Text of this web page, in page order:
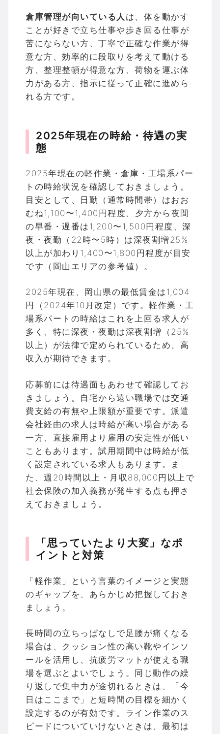
倉庫管理が向いている人 は、体を動かす
ことが好きで立ち仕事や歩き回る仕事が
苦にならない方、丁寧で正確な作業が得
意な方、効率的に段取りを考えて動ける
方、整理整頓が得意な方、荷物を運ぶ体
力がある方、指示に従って正確に進めら
れる方です。
2025年現在の時給・待遇の実
態
2025年現在の軽作業・倉庫・工場系パー
トの時給状況を確認しておきましょう。
目安として、日勤（通常時間帯）はおお
むね1,100〜1,400円程度、夕方から夜間
の早番・遅番は1,200〜1,500円程度、深
夜・夜勤（22時〜5時）は深夜割増25%
以上が加わり1,400〜1,800円程度が目安
です（岡山エリアの参考値）。
2025年現在、岡山県の最低賃金は1,004
円（2024年10月改定）です。軽作業・工
場系パートの時給はこれを上回る求人が
多く、特に深夜・夜勤は深夜割増（25%
以上）が法律で定められているため、高
収入が期待できます。
応募前には待遇面もあわせて確認してお
きましょう。自宅から遠い職場では交通
費支給の有無や上限額が重要です。派遣
会社経由の求人は時給が高い場合がある
一方、直接雇用より雇用の安定性が低い
こともあります。試用期間中は時給が低
く設定されている求人もあります。ま
た、週20時間以上・月収88,000円以上で
社会保険の加入義務が発生する点も押さ
えておきましょう。
「思っていたより大変」なポ
イントと対策
「軽作業」という言葉のイメージと実態
のギャップを、あらかじめ把握しておき
ましょう。
長時間の立ちっぱなしで足腰が痛くなる
場合は、クッション性の高い靴やインソ
ールを活用し、抗疲労マットが使える職
場を選ぶとよいでしょう。同じ動作の繰
り返しで集中力が途切れるときは、「今
日はここまで」と短時間の目標を細かく
設定するのが有効です。ライン作業のス
ピードについていけないときは、最初は